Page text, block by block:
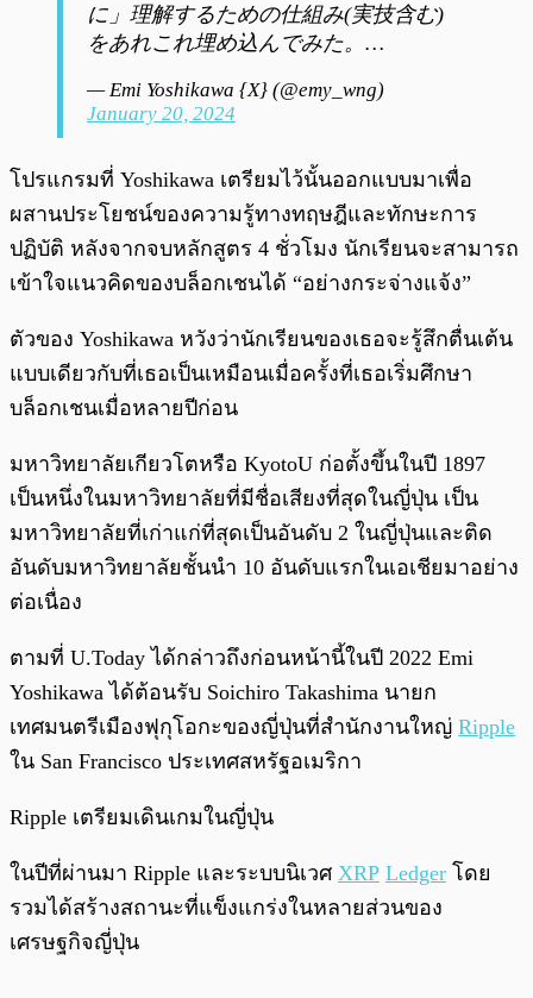
に」理解するための仕組み(実技含む)
をあれこれ埋め込んでみた。…
— Emi Yoshikawa {X} (@emy_wng)
January 20, 2024
โปรแกรมที่ Yoshikawa เตรียมไว้นั้นออกแบบมาเพื่อ
ผสานประโยชน์ของความรู้ทางทฤษฎีและทักษะการ
ปฏิบัติ หลังจากจบหลักสูตร 4 ชั่วโมง นักเรียนจะสามารถ
เข้าใจแนวคิดของบล็อกเชนได้ “อย่างกระจ่างแจ้ง”
ตัวของ Yoshikawa หวังว่านักเรียนของเธอจะรู้สึกตื่นเต้น
แบบเดียวกับที่เธอเป็นเหมือนเมื่อครั้งที่เธอเริ่มศึกษา
บล็อกเชนเมื่อหลายปีก่อน
มหาวิทยาลัยเกียวโตหรือ KyotoU ก่อตั้งขึ้นในปี 1897
เป็นหนึ่งในมหาวิทยาลัยที่มีชื่อเสียงที่สุดในญี่ปุ่น เป็น
มหาวิทยาลัยที่เก่าแก่ที่สุดเป็นอันดับ 2 ในญี่ปุ่นและติด
อันดับมหาวิทยาลัยชั้นนำ 10 อันดับแรกในเอเชียมาอย่าง
ต่อเนื่อง
ตามที่ U.Today ได้กล่าวถึงก่อนหน้านี้ในปี 2022 Emi
Yoshikawa ได้ต้อนรับ Soichiro Takashima นายก
เทศมนตรีเมืองฟุกุโอกะของญี่ปุ่นที่สำนักงานใหญ่ Ripple
ใน San Francisco ประเทศสหรัฐอเมริกา
Ripple เตรียมเดินเกมในญี่ปุ่น
ในปีที่ผ่านมา Ripple และระบบนิเวศ XRP Ledger โดย
รวมได้สร้างสถานะที่แข็งแกร่งในหลายส่วนของ
เศรษฐกิจญี่ปุ่น